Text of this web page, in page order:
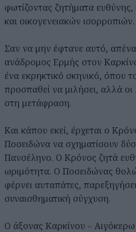
φωτίζοντας ζητήματα
και οικογενειακών ισορροπιών.
Σαν να μην έφτανε αυτό,
ανάδρομος Ερμής στον
ένα εκρηκτικό σκηνικό, όπου
προσπαθεί να μιλήσει, αλλά οι
στη μετάφραση.
Και κάπου εκεί, έρχεται ο
Ποσειδώνα να σχηματίσουν
Πανσέληνο. Ο Κρόνος ζητά
ωριμότητα. Ο Ποσειδώνας
φέρνει αυταπάτες,
συναισθηματική σύγχυση.
Ο άξονας Καρκίνου – Αιγόκερω